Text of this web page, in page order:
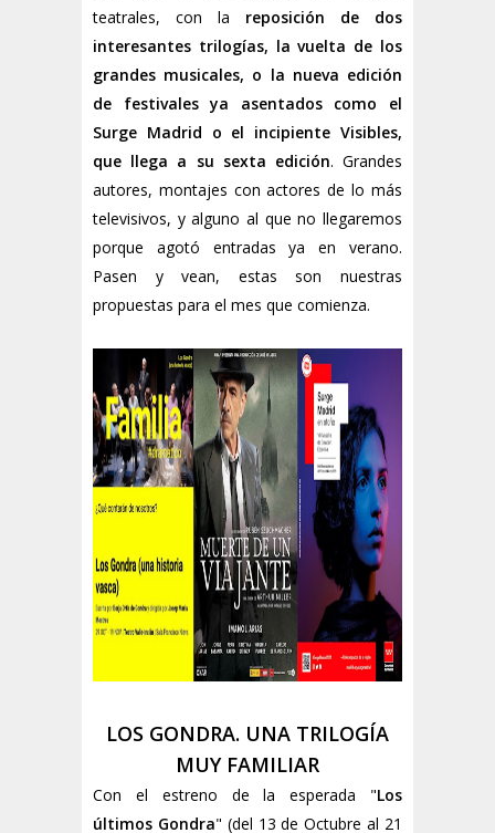
teatrales, con la reposición de dos
interesantes trilogías, la vuelta de los
grandes musicales, o la nueva edición
de festivales ya asentados como el
Surge Madrid o el incipiente Visibles,
que llega a su sexta edición. Grandes
autores, montajes con actores de lo más
televisivos, y alguno al que no llegaremos
porque agotó entradas ya en verano.
Pasen y vean, estas son nuestras
propuestas para el mes que comienza.
LOS GONDRA. UNA TRILOGÍA
MUY FAMILIAR
Con el estreno de la esperada "Los
últimos Gondra" (del 13 de Octubre al 21